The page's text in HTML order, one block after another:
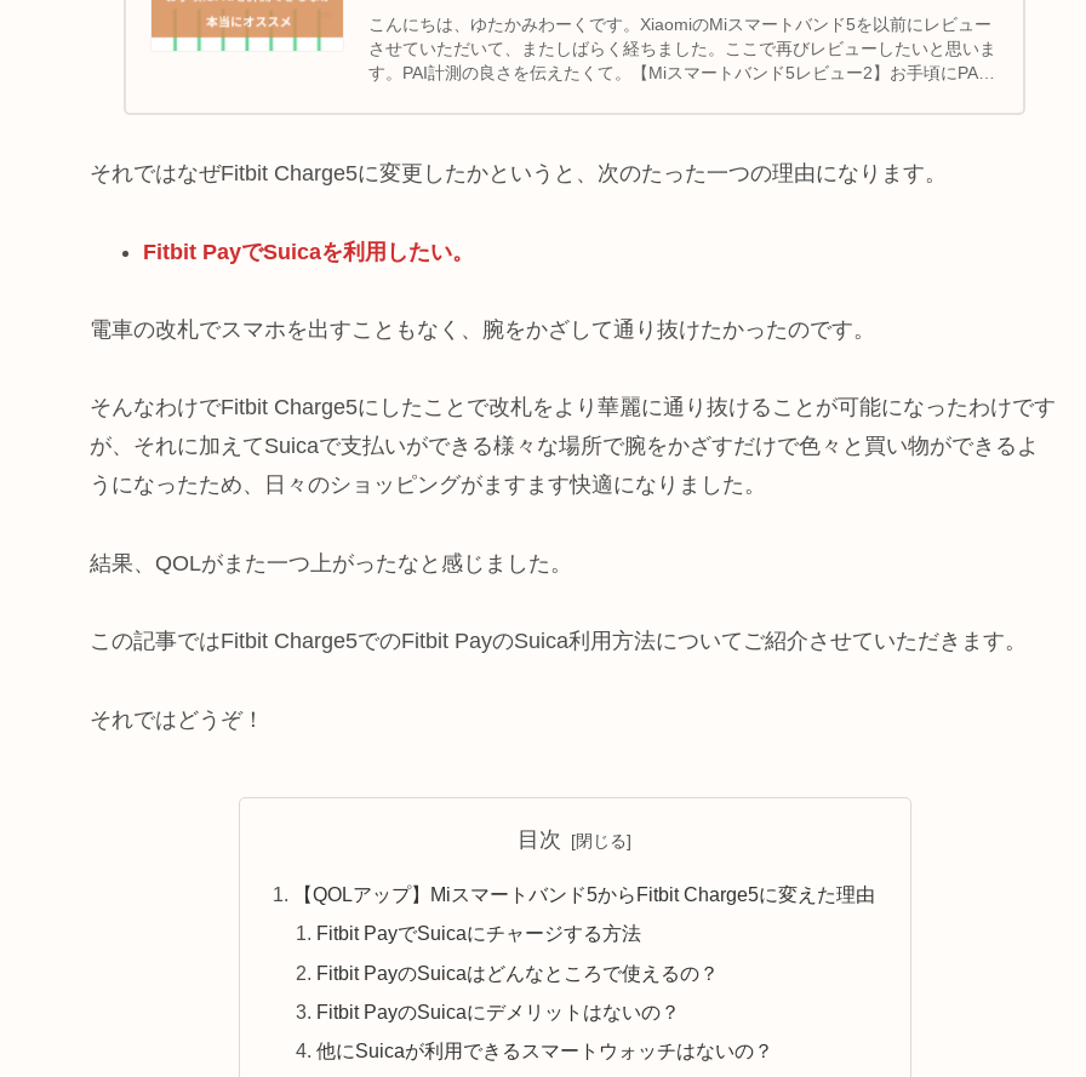
こんにちは、ゆたかみわーくです。XiaomiのMiスマートバンド5を以前にレビュー
させていただいて、またしばらく経ちました。ここで再びレビューしたいと思いま
す。PAI計測の良さを伝えたくて。【Miスマートバンド5レビュー2】お手頃にPAI
それではなぜFitbit Charge5に変更したかというと、次のたった一つの理由になります。
Fitbit PayでSuicaを利用したい。
電車の改札でスマホを出すこともなく、腕をかざして通り抜けたかったのです。
そんなわけでFitbit Charge5にしたことで改札をより華麗に通り抜けることが可能になったわけです
が、それに加えてSuicaで支払いができる様々な場所で腕をかざすだけで色々と買い物ができるよ
うになったため、日々のショッピングがますます快適になりました。
結果、QOLがまた一つ上がったなと感じました。
この記事ではFitbit Charge5でのFitbit PayのSuica利用方法についてご紹介させていただきます。
それではどうぞ！
目次
【QOLアップ】Miスマートバンド5からFitbit Charge5に変えた理由
Fitbit PayでSuicaにチャージする方法
Fitbit PayのSuicaはどんなところで使えるの？
Fitbit PayのSuicaにデメリットはないの？
他にSuicaが利用できるスマートウォッチはないの？